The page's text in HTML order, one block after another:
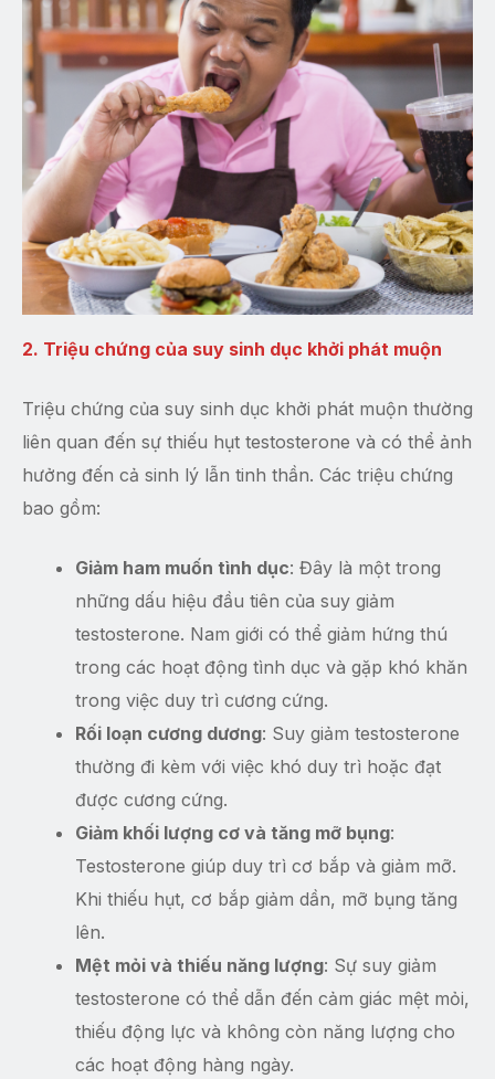
2. Triệu chứng của suy sinh dục khởi phát muộn
Triệu chứng của suy sinh dục khởi phát muộn thường
liên quan đến sự thiếu hụt testosterone và có thể ảnh
hưởng đến cả sinh lý lẫn tinh thần. Các triệu chứng
bao gồm:
Giảm ham muốn tình dục: Đây là một trong
những dấu hiệu đầu tiên của suy giảm
testosterone. Nam giới có thể giảm hứng thú
trong các hoạt động tình dục và gặp khó khăn
trong việc duy trì cương cứng.
Rối loạn cương dương: Suy giảm testosterone
thường đi kèm với việc khó duy trì hoặc đạt
được cương cứng.
Giảm khối lượng cơ và tăng mỡ bụng:
Testosterone giúp duy trì cơ bắp và giảm mỡ.
Khi thiếu hụt, cơ bắp giảm dần, mỡ bụng tăng
lên.
Mệt mỏi và thiếu năng lượng: Sự suy giảm
testosterone có thể dẫn đến cảm giác mệt mỏi,
thiếu động lực và không còn năng lượng cho
các hoạt động hàng ngày.